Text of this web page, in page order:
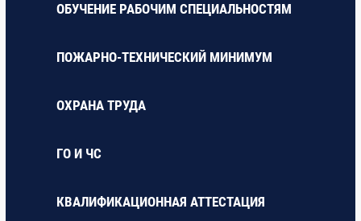
ОБУЧЕНИЕ РАБОЧИМ СПЕЦИАЛЬНОСТЯМ
ПОЖАРНО-ТЕХНИЧЕСКИЙ МИНИМУМ
ОХРАНА ТРУДА
ГO И ЧС
КВАЛИФИКАЦИОННАЯ АТТЕСТАЦИЯ